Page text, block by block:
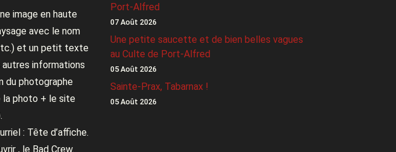
image en haute
avec le nom
et un petit texte
informations
du photographe
la photo + le site
: Tête d’affiche.
, le Bad Crew.
Port-Alfred
07 Août 2026
Une petite saucette et de bien belles vagues
au Culte de Port-Alfred
05 Août 2026
Sainte-Prax, Tabarnax !
05 Août 2026